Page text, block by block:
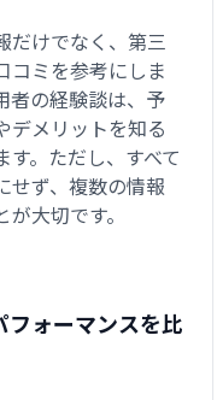
だけでなく、第三
コミを参考にしま
者の経験談は、予
デメリットを知る
す。ただし、すべて
せず、複数の情報
大切です。
フォーマンスを比